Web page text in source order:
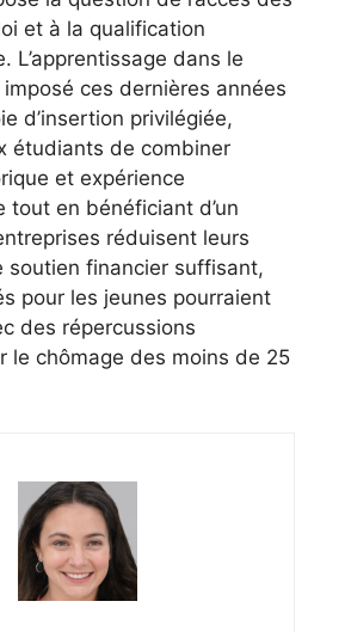
et à la qualification
L’apprentissage dans le
imposé ces dernières années
d’insertion privilégiée,
étudiants de combiner
et expérience
tout en bénéficiant d’un
réduisent leurs
soutien financier suffisant,
pour les jeunes pourraient
des répercussions
le chômage des moins de 25